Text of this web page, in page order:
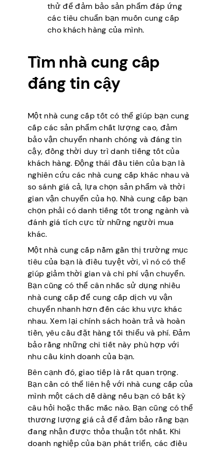
thử để đảm bảo sản phẩm đáp ứng
các tiêu chuẩn bạn muốn cung cấp
cho khách hàng của mình.
Tìm nhà cung cấp
đáng tin cậy
Một nhà cung cấp tốt có thể giúp bạn cung
cấp các sản phẩm chất lượng cao, đảm
bảo vận chuyển nhanh chóng và đáng tin
cậy, đồng thời duy trì danh tiếng tốt của
khách hàng. Động thái đầu tiên của bạn là
nghiên cứu các nhà cung cấp khác nhau và
so sánh giá cả, lựa chọn sản phẩm và thời
gian vận chuyển của họ. Nhà cung cấp bạn
chọn phải có danh tiếng tốt trong ngành và
đánh giá tích cực từ những người mua
khác.
Một nhà cung cấp nằm gần thị trường mục
tiêu của bạn là điều tuyệt vời, vì nó có thể
giúp giảm thời gian và chi phí vận chuyển.
Bạn cũng có thể cân nhắc sử dụng nhiều
nhà cung cấp để cung cấp dịch vụ vận
chuyển nhanh hơn đến các khu vực khác
nhau. Xem lại chính sách hoàn trả và hoàn
tiền, yêu cầu đặt hàng tối thiểu và phí. Đảm
bảo rằng những chi tiết này phù hợp với
nhu cầu kinh doanh của bạn.
Bên cạnh đó, giao tiếp là rất quan trọng.
Bạn cần có thể liên hệ với nhà cung cấp của
mình một cách dễ dàng nếu bạn có bất kỳ
câu hỏi hoặc thắc mắc nào. Bạn cũng có thể
thương lượng giá cả để đảm bảo rằng bạn
đang nhận được thỏa thuận tốt nhất. Khi
doanh nghiệp của bạn phát triển, các điều